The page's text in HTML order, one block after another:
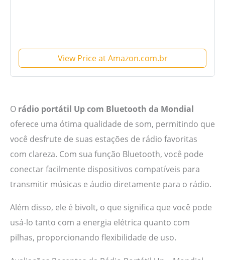
View Price at Amazon.com.br
O rádio portátil Up com Bluetooth da Mondial
oferece uma ótima qualidade de som, permitindo que
você desfrute de suas estações de rádio favoritas
com clareza. Com sua função Bluetooth, você pode
conectar facilmente dispositivos compatíveis para
transmitir músicas e áudio diretamente para o rádio.
Além disso, ele é bivolt, o que significa que você pode
usá-lo tanto com a energia elétrica quanto com
pilhas, proporcionando flexibilidade de uso.